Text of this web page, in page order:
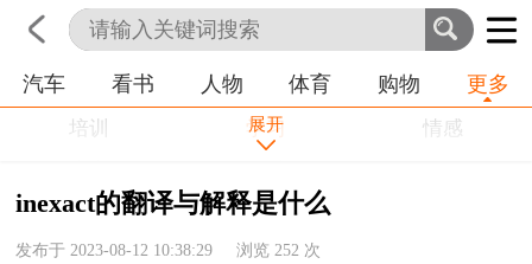
首页 科技 生活 职业
汽车 看书 人物 体育 购物 更多
培训 学习
情感
农业
命理
健康
历史
展开
inexact的翻译与解释是什么
发布于 2023-08-12 10:38:29 浏览252 次